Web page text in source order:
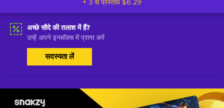
+ 3 से प्रस्ताव $6.29
अच्छे सौदे की तलाश में हैं?
उन्हें अपने इनबॉक्स में प्राप्त करें
सदस्यता लें